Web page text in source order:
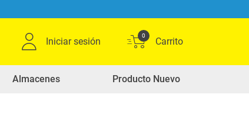
Iniciar sesión
0
Almacenes Producto Nuevo